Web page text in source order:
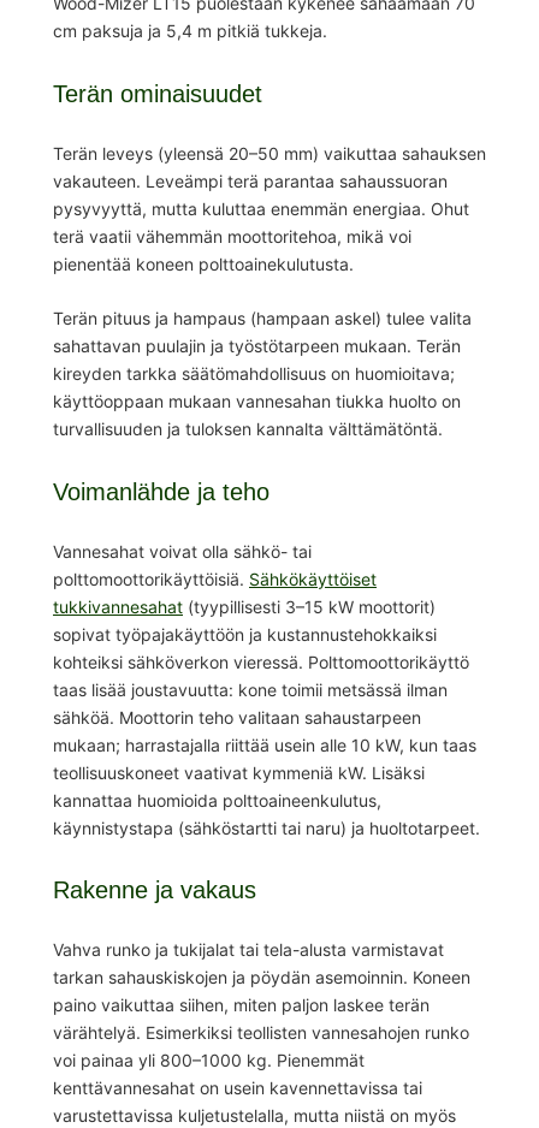
cm paksuja ja 5,4 m pitkiä tukkeja.
Terän ominaisuudet
Terän leveys (yleensä 20–50 mm) vaikuttaa sahauksen
vakauteen. Leveämpi terä parantaa sahaussuoran
pysyvyyttä, mutta kuluttaa enemmän energiaa. Ohut
terä vaatii vähemmän moottoritehoa, mikä voi
pienentää koneen polttoainekulutusta.
Terän pituus ja hampaus (hampaan askel) tulee valita
sahattavan puulajin ja työstötarpeen mukaan. Terän
kireyden tarkka säätömahdollisuus on huomioitava;
käyttöoppaan mukaan vannesahan tiukka huolto on
turvallisuuden ja tuloksen kannalta välttämätöntä.
Voimanlähde ja teho
Vannesahat voivat olla sähkö- tai
polttomoottorikäyttöisiä. Sähkökäyttöiset
tukkivannesahat (tyypillisesti 3–15 kW moottorit)
sopivat työpajakäyttöön ja kustannustehokkaiksi
kohteiksi sähköverkon vieressä. Polttomoottorikäyttö
taas lisää joustavuutta: kone toimii metsässä ilman
sähköä. Moottorin teho valitaan sahaustarpeen
mukaan; harrastajalla riittää usein alle 10 kW, kun taas
teollisuuskoneet vaativat kymmeniä kW. Lisäksi
kannattaa huomioida polttoaineenkulutus,
käynnistystapa (sähköstartti tai naru) ja huoltotarpeet.
Rakenne ja vakaus
Vahva runko ja tukijalat tai tela-alusta varmistavat
tarkan sahauskiskojen ja pöydän asemoinnin. Koneen
paino vaikuttaa siihen, miten paljon laskee terän
värähtelyä. Esimerkiksi teollisten vannesahojen runko
voi painaa yli 800–1000 kg. Pienemmät
kenttävannesahat on usein kavennettavissa tai
varustettavissa kuljetustelalla, mutta niistä on myös